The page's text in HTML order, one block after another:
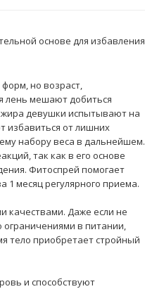
основе для избавления
но возраст,
лень мешают добиться
жира девушки испытывают на
избавиться от лишних
набору веса в дальнейшем.
так как в его основе
Фитоспрей помогает
1 месяц регулярного приема.
качествами. Даже если не
ограничениями в питании,
тело приобретает стройный
и способствуют